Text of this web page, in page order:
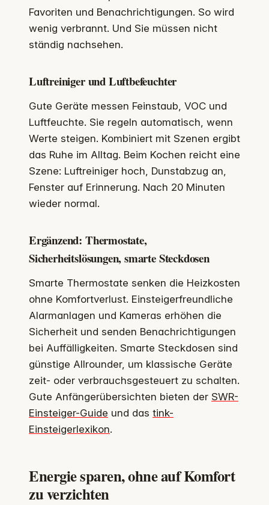
Favoriten und Benachrichtigungen. So wird
wenig verbrannt. Und Sie müssen nicht
ständig nachsehen.
Luftreiniger und Luftbefeuchter
Gute Geräte messen Feinstaub, VOC und
Luftfeuchte. Sie regeln automatisch, wenn
Werte steigen. Kombiniert mit Szenen ergibt
das Ruhe im Alltag. Beim Kochen reicht eine
Szene: Luftreiniger hoch, Dunstabzug an,
Fenster auf Erinnerung. Nach 20 Minuten
wieder normal.
Ergänzend: Thermostate,
Sicherheitslösungen, smarte Steckdosen
Smarte Thermostate senken die Heizkosten
ohne Komfortverlust. Einsteigerfreundliche
Alarmanlagen und Kameras erhöhen die
Sicherheit und senden Benachrichtigungen
bei Auffälligkeiten. Smarte Steckdosen sind
günstige Allrounder, um klassische Geräte
zeit- oder verbrauchsgesteuert zu schalten.
Gute Anfängerübersichten bieten der SWR-
Einsteiger-Guide und das tink-
Einsteigerlexikon.
Energie sparen, ohne auf Komfort
zu verzichten